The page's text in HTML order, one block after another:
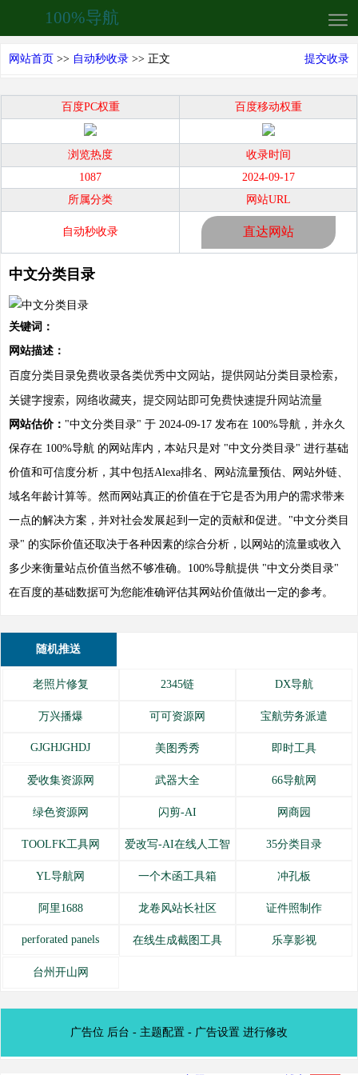
100%导航
网站首页 >> 自动秒收录 >> 正文 提交收录
百度PC权重 百度移动权重
浏览热度
收录时间
1087
2024-09-17
所属分类
网站URL
自动秒收录 直达网站
中文分类目录
关键词：
网站描述：
百度分类目录免费收录各类优秀中文网站，提供网站分类目录检索，
关键字搜索，网络收藏夹，提交网站即可免费快速提升网站流量
网站估价： "中文分类目录" 于 2024-09-17 发布在 100%导航，并永久
保存在 100%导航 的网站库内，本站只是对 "中文分类目录" 进行基础
价值和可信度分析，其中包括Alexa排名、网站流量预估、网站外链、
域名年龄计算等。然而网站真正的价值在于它是否为用户的需求带来
一点的解决方案，并对社会发展起到一定的贡献和促进。"中文分类目
录" 的实际价值还取决于各种因素的综合分析，以网站的流量或收入
多少来衡量站点价值当然不够准确。100%导航提供 "中文分类目录"
在百度的基础数据可为您能准确评估其网站价值做出一定的参考。
随机推送
老照片修复 2345链 DX导航
万兴播爆 可可资源网 宝航劳务派遣
GJGHJGHDJ 美图秀秀 即时工具
爱收集资源网 武器大全 66导航网
绿色资源网 闪剪-AI 网商园
TOOLFK工具网 爱改写-AI在线人工智 35分类目录
YL导航网 一个木函工具箱 冲孔板
阿里1688 龙卷风站长社区 证件照制作
perforated panels 在线生成截图工具 乐享影视
台州开山网
广告位 后台 - 主题配置 - 广告设置 进行修改